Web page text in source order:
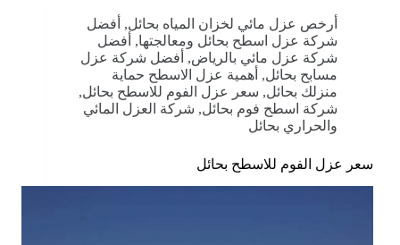
أرخص عزل مائي لخزان المياه بحائل, أفضل
شركة عزل اسطح بحائل ومعالجتها, أفضل
شركة عزل مائي بالرياض, أفضل شركة عزل
مسابح بحائل, أهمية عزل الاسطح حماية
منزلك بحائل, سعر عزل الفوم للاسطح بحائل,
شركة اسطح فوم بحائل, شركة العزل المائي
والحراري بحائل
سعر عزل الفوم للاسطح بحائل